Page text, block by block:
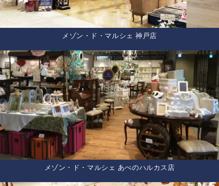
メゾン・ド・マルシェ 神戸店
メゾン・ド・マルシェ あべのハルカス店